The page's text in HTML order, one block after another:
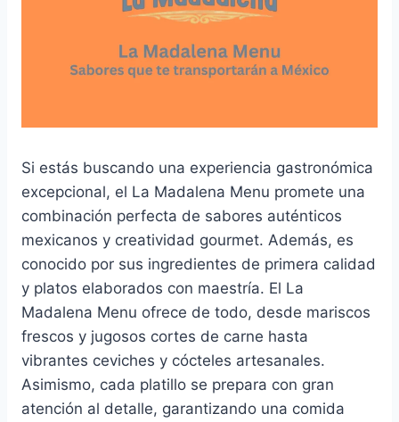
Si estás buscando una experiencia gastronómica
excepcional, el La Madalena Menu promete una
combinación perfecta de sabores auténticos
mexicanos y creatividad gourmet. Además, es
conocido por sus ingredientes de primera calidad
y platos elaborados con maestría. El La
Madalena Menu ofrece de todo, desde mariscos
frescos y jugosos cortes de carne hasta
vibrantes ceviches y cócteles artesanales.
Asimismo, cada platillo se prepara con gran
atención al detalle, garantizando una comida